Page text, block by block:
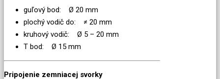
guľový bod: Ø 20 mm
plochý vodič do: ≠ 20 mm
kruhový vodič: Ø 5 – 20 mm
T bod: Ø 15 mm
Pripojenie zemniacej svorky